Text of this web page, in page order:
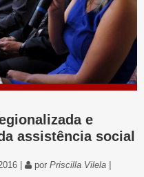
e
assistência social
| por Priscilla Vilela |